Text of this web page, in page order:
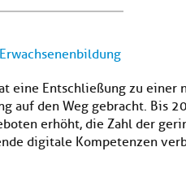
eine Entschließung zu einer
auf den Weg gebracht. Bis
erhöht, die Zahl der
digitale Kompetenzen